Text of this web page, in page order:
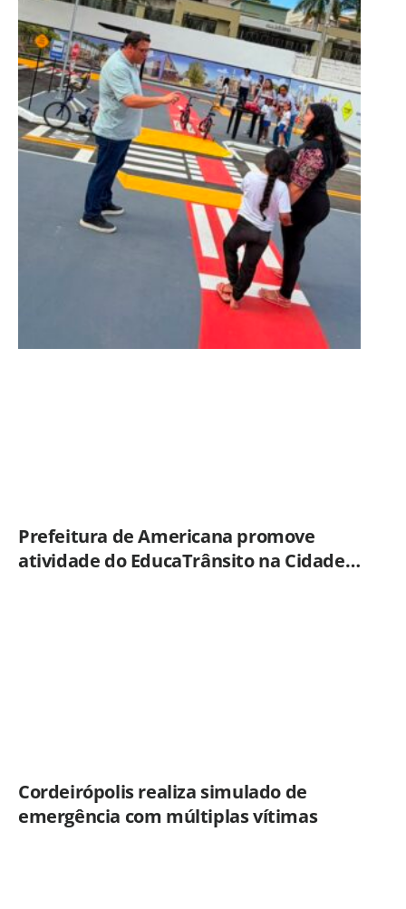
Prefeitura de Americana promove
atividade do EducaTrânsito na Cidade
Cordeirópolis realiza simulado de
emergência com múltiplas vítimas